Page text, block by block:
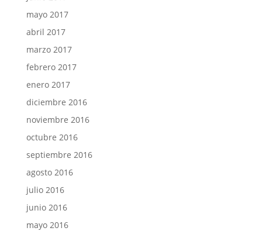
mayo 2017
abril 2017
marzo 2017
febrero 2017
enero 2017
diciembre 2016
noviembre 2016
octubre 2016
septiembre 2016
agosto 2016
julio 2016
junio 2016
mayo 2016